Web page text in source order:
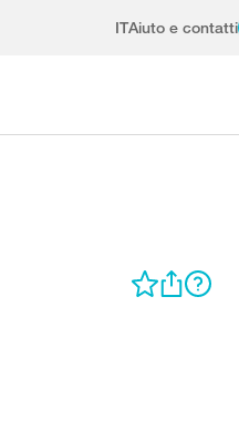
ITAiuto e contatti